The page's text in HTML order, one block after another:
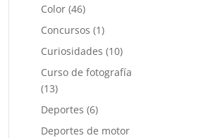
Color (46)
Concursos (1)
Curiosidades (10)
Curso de fotografía
(13)
Deportes (6)
Deportes de motor